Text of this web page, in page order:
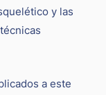
y las
a este